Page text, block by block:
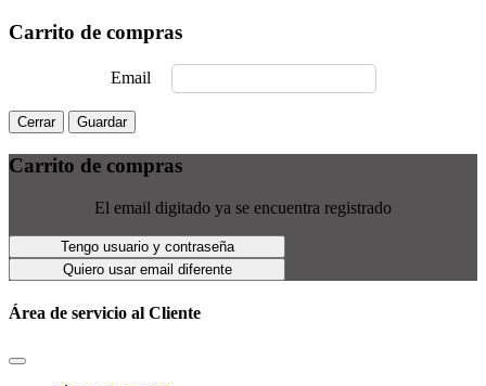
Carrito de compras
Email
Cerrar Guardar
Carrito de compras
El email digitado ya se encuentra registrado
Tengo usuario y contraseña
Quiero usar email diferente
Área de servicio al Cliente